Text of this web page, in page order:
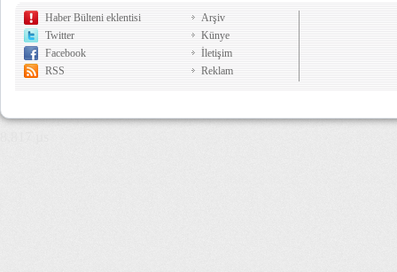
Haber Bülteni eklentisi
Twitter
Facebook
RSS
Arşiv
Künye
İletişim
Reklam